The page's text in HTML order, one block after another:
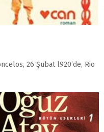
26 Şubat l920’de, Rio